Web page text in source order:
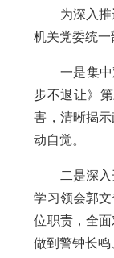
为深入推进
机关党委统
一是集中观
步不退让》
害，清晰揭
动自觉。
二是深入开
学习领会郭
位职责，全
做到警钟长鸣